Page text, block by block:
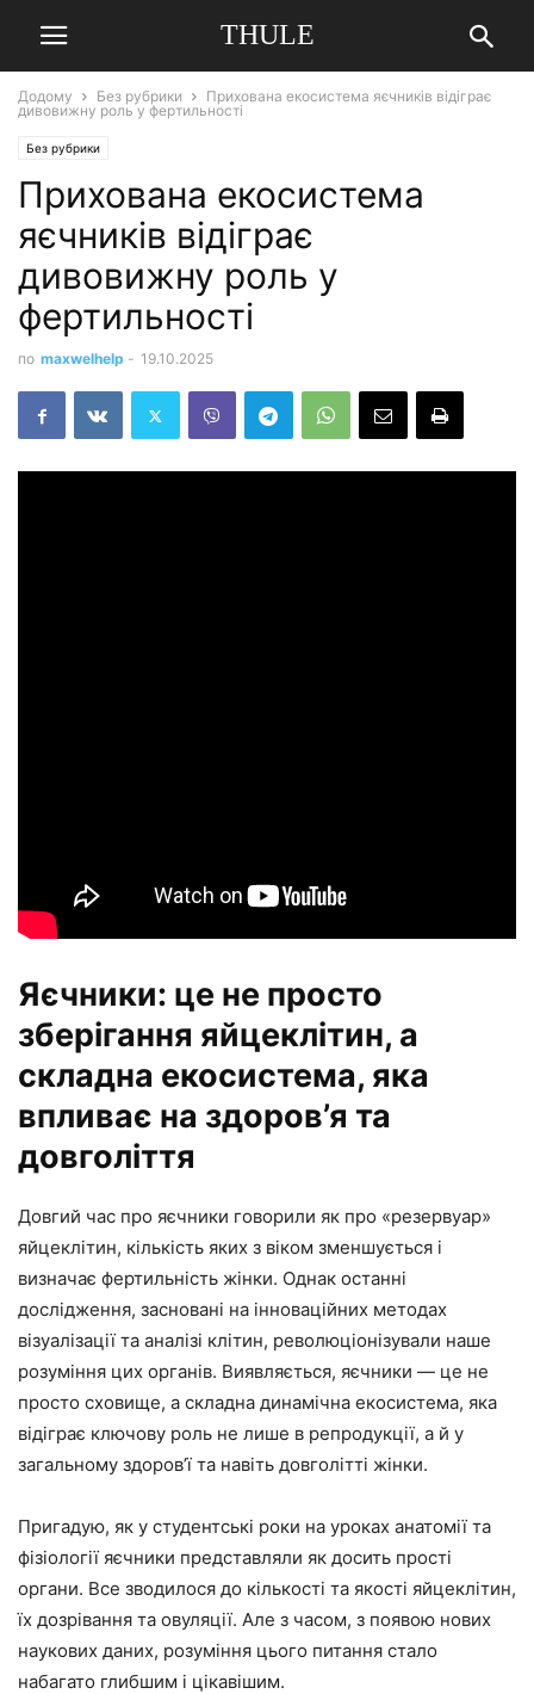
THULE
Додому Без рубрики
Прихована екосистема яєчників відіграє
дивовижну роль у фертильності
Без рубрики
Прихована екосистема
яєчників відіграє
дивовижну роль у
фертильності
по maxwelhelp - 19.10.2025
Яєчники: це не просто
зберігання яйцеклітин, а
складна екосистема, яка
впливає на здоров’я та
довголіття
Довгий час про яєчники говорили як про «резервуар»
яйцеклітин, кількість яких з віком зменшується і
визначає фертильність жінки. Однак останні
дослідження, засновані на інноваційних методах
візуалізації та аналізі клітин, революціонізували наше
розуміння цих органів. Виявляється, яєчники — це не
просто сховище, а складна динамічна екосистема, яка
відіграє ключову роль не лише в репродукції, а й у
загальному здоров’ї та навіть довголітті жінки.
Пригадую, як у студентські роки на уроках анатомії та
фізіології яєчники представляли як досить прості
органи. Все зводилося до кількості та якості яйцеклітин,
їх дозрівання та овуляції. Але з часом, з появою нових
наукових даних, розуміння цього питання стало
набагато глибшим і цікавішим.